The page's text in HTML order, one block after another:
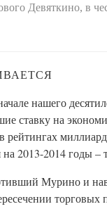
Девяткино, в
нашего
ставку на
рейтингах
2013-2014 годы
Мурино и
торговых